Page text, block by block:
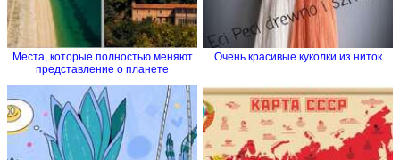
Места, которые полностью меняют
представление о планете
Очень красивые куколки из ниток